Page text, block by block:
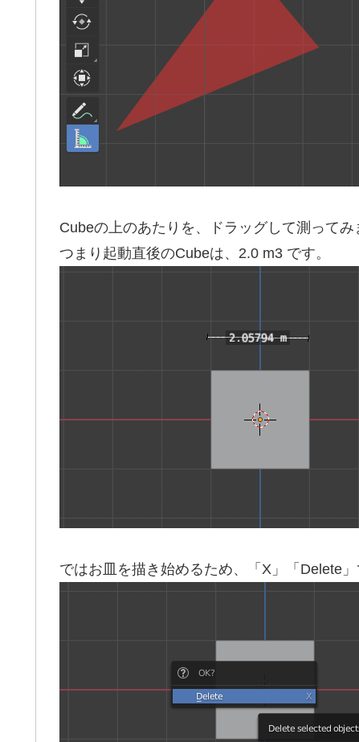
Cubeの上のあたりを、ドラッグして測ってみ
つまり起動直後のCubeは、2.0 m3 です。
ではお皿を描き始めるため、「X」「Delete」